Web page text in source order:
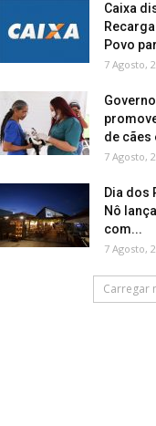
Caixa
Povo
7 Agosto,
de cães
7 Agosto,
Dia dos
Nô
com...
7 Agosto,
Carregar